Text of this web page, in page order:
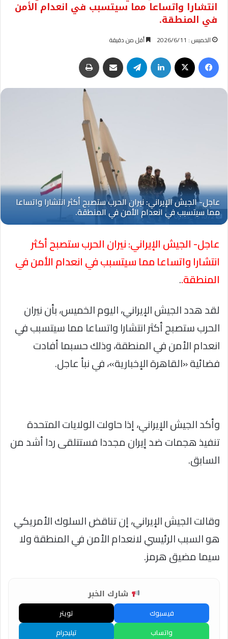
انتشارا واتساعا مما سيتسبب في انعدام الأمن
في المنطقة.
الخميس : 2026/6/11 أقل من دقيقة
فيسبوك لينكدإن تيلقرام مشاركة عبر البريد
Oplus_131072
عاجل- الجيش الإيراني: نيران الحرب ستصبح أكثر
انتشارا واتساعا مما سيتسبب في انعدام الأمن في
المنطقة..
لقد هدد الجيش الإيراني، اليوم الخميس، بأن نيران
الحرب ستصبح أكثر انتشارا واتساعا مما سيتسبب في
انعدام الأمن في المنطقة، وذلك حسبما أفادت
فضائية «القاهرة الإخبارية»، في نبأ عاجل.
وأكد الجيش الإيراني، إذا حاولت الولايات المتحدة
تنفيذ هجمات ضد إيران مجددا فستتلقى ردا أشد من
السابق.
وقالت الجيش الإيراني، إن تناقض السلوك الأمريكي
هو السبب الرئيسي لانعدام الأمن في المنطقة ولا
سيما مضيق هرمز.
شارك الخبر
فيسبوك
تويتر
واتساب
تيليجرام